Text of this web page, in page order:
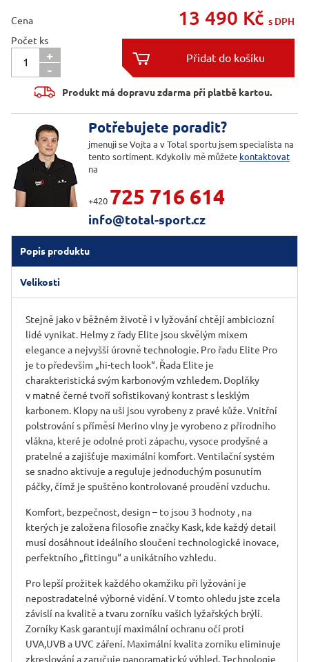
Cena 13 490 Kč s DPH
Počet ks
+
-


Produkt má dopravu zdarma při platbě kartou.
Potřebujete poradit?
jmenuji se Vojta a v Total sportu jsem specialista na
tento sortiment. Kdykoliv mě můžete kontaktovat
na
+420 725 716 614
info@total-sport.cz
Popis produktu
Velikosti
Stejně jako v běžném životě i v lyžování chtějí ambiciozní
lidé vynikat. Helmy z řady Elite jsou skvělým mixem
elegance a nejvyšší úrovně technologie. Pro řadu Elite Pro
je to především „hi-tech look“. Řada Elite je
charakteristická svým karbonovým vzhledem. Doplňky
v matné černé tvoří sofistikovaný kontrast s lesklým
karbonem. Klopy na uši jsou vyrobeny z pravé kůže. Vnitřní
polstrování s příměsí Merino vlny je vyrobeno z přírodního
vlákna, které je odolné proti zápachu, vysoce prodyšné a
pratelné a zajišťuje maximální komfort. Ventilační systém
se snadno aktivuje a reguluje jednoduchým posunutím
páčky, čímž je spuštěno kontrolované proudění vzduchu.
Komfort, bezpečnost, design – to jsou 3 hodnoty , na
kterých je založena filosofie značky Kask, kde každý detail
musí dosáhnout ideálního sloučení technologické inovace,
perfektního „fittingu“ a unikátního vzhledu.
Pro lepší prožitek každého okamžiku při lyžování je
nepostradatelné výborné vidění. V tomto ohledu jste zcela
závislí na kvalitě a tvaru zorníku vašich lyžařských brýlí.
Zorníky Kask garantují maximální ochranu očí proti
UVA,UVB a UVC záření. Maximální kvalita zorníku eliminuje
zkreslování a zaručuje panoramatický výhled. Technologie